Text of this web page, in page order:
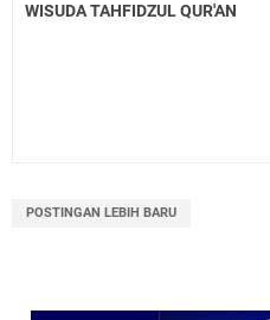
WISUDA TAHFIDZUL QUR'AN
POSTINGAN LEBIH BARU